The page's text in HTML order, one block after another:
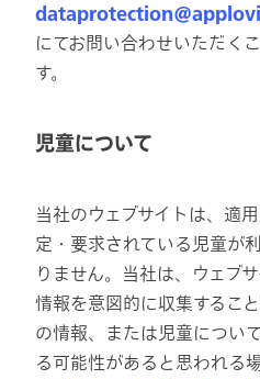
にてお問い合わせいただく
す。
児童について
当社のウェブサイトは、適
定・要求されている児童が
りません。当社は、ウェブ
情報を意図的に収集するこ
の情報、または児童につい
る可能性があると思われる